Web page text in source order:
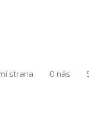
strana O nás